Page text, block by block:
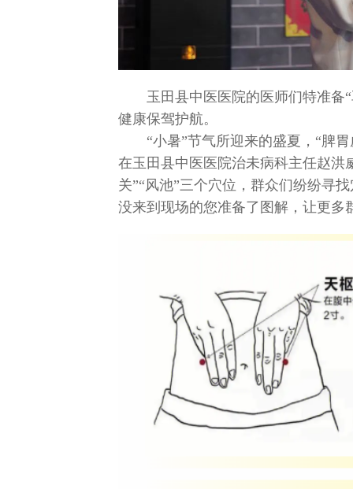
玉田县中医医院的医师们特准备
健康保驾护航。
“小暑”节气所迎来的盛夏，“脾
在玉田县中医医院治未病科主任赵洪
关”“风池”三个穴位，群众们纷纷寻
没来到现场的您准备了图解，让更